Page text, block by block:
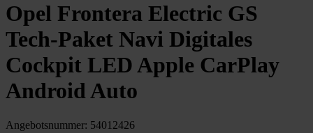
Opel Frontera Electric GS
Tech-Paket Navi Digitales
Cockpit LED Apple CarPlay
Android Auto
Angebotsnummer: 54012426